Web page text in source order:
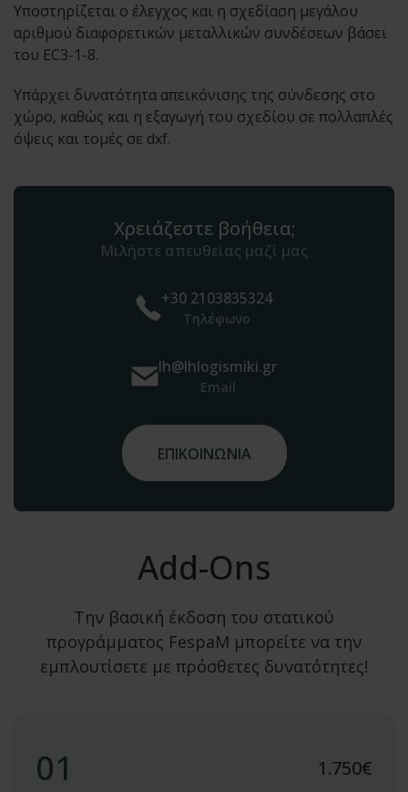
Υποστηρίζεται ο έλεγχος και η σχεδίαση μεγάλου
αριθμού διαφορετικών μεταλλικών συνδέσεων βάσει
του EC3-1-8.
Υπάρχει δυνατότητα απεικόνισης της σύνδεσης στο
χώρο, καθώς και η εξαγωγή του σχεδίου σε πολλαπλές
όψεις και τομές σε dxf.
Χρειάζεστε βοήθεια;
Μιλήστε απευθείας μαζί μας
+30 2103835324
Τηλέφωνο
lh@lhlogismiki.gr
Email
ΕΠΙΚΟΙΝΩΝΙΑ
Add-Ons
Την βασική έκδοση του στατικού
προγράμματος FespaΜ μπορείτε να την
εμπλουτίσετε με πρόσθετες δυνατότητες!
01 1.750€